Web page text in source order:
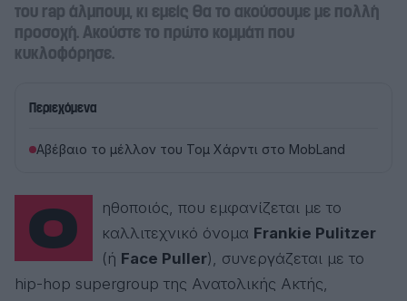
του rap άλμπουμ, κι εμείς θα το ακούσουμε με πολλή
προσοχή. Ακούστε το πρώτο κομμάτι που
κυκλοφόρησε.
Περιεχόμενα
Αβέβαιο το μέλλον του Τομ Χάρντι στο MobLand
Ο ηθοποιός, που εμφανίζεται με το καλλιτεχνικό όνομα Frankie Pulitzer
(ή Face Puller), συνεργάζεται με το
hip-hop supergroup της Ανατολικής Ακτής,